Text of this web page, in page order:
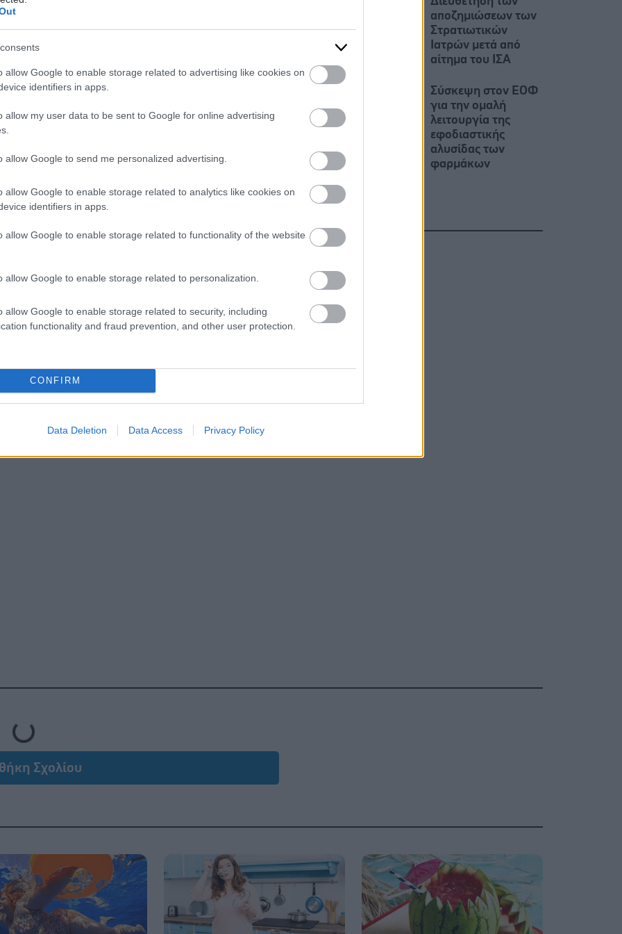
allow Google to enable storage related to advertising like cookies on
identifiers in apps.
allow my user data to be sent to Google for online advertising
allow Google to send me personalized advertising.
allow Google to enable storage related to analytics like cookies on
identifiers in apps.
allow Google to enable storage related to functionality of the website
allow Google to enable storage related to personalization.
allow Google to enable storage related to security, including
functionality and fraud prevention, and other user protection.
CONFIRM
Data Deletion Data Access Privacy Policy
αποζημιώσεων των
Στρατιωτικών
Ιατρών μετά από
αίτημα του ΙΣΑ
Σύσκεψη στον ΕΟΦ
για την ομαλή
λειτουργία της
εφοδιαστικής
αλυσίδας των
φαρμάκων
Σχολίου